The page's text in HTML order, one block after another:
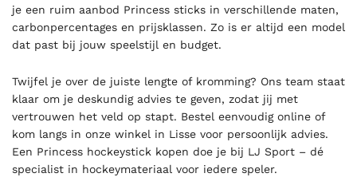
je een ruim aanbod Princess sticks in verschillende maten,
carbonpercentages en prijsklassen. Zo is er altijd een model
dat past bij jouw speelstijl en budget.
Twijfel je over de juiste lengte of kromming? Ons team staat
klaar om je deskundig advies te geven, zodat jij met
vertrouwen het veld op stapt. Bestel eenvoudig online of
kom langs in onze winkel in Lisse voor persoonlijk advies.
Een Princess hockeystick kopen doe je bij LJ Sport – dé
specialist in hockeymateriaal voor iedere speler.